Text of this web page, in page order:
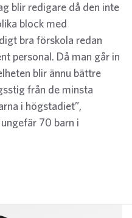
blir redigare då den inte
block med
bra förskola redan
personal. Då man går in
blir ännu bättre
från de minsta
i högstadiet”,
70 barn i